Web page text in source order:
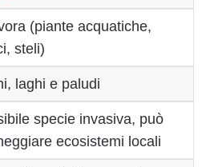
(piante acquatiche,
steli)
laghi e paludi
specie invasiva, può
ecosistemi locali